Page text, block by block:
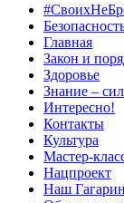
Главная
Закон и
Здоровье
Знание –
Интересно!
Контакты
Культура
Мастер-
Нацпроект
Наш Гагарин